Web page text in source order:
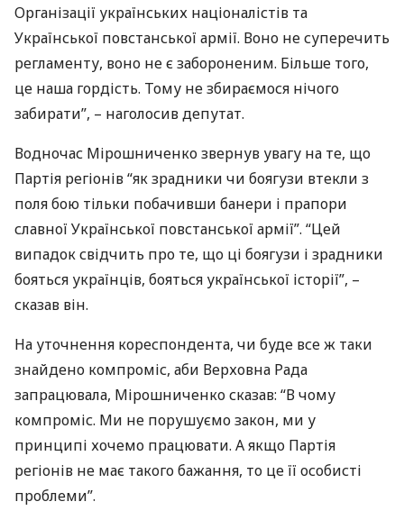
Організації українських націоналістів та
Української повстанської армії. Воно не суперечить
регламенту, воно не є забороненим. Більше того,
це наша гордість. Тому не збираємося нічого
забирати”, – наголосив депутат.
Водночас Мірошниченко звернув увагу на те, що
Партія регіонів “як зрадники чи боягузи втекли з
поля бою тільки побачивши банери і прапори
славної Української повстанської армії”. “Цей
випадок свідчить про те, що ці боягузи і зрадники
бояться українців, бояться української історії”, –
сказав він.
На уточнення кореспондента, чи буде все ж таки
знайдено компроміс, аби Верховна Рада
запрацювала, Мірошниченко сказав: “В чому
компроміс. Ми не порушуємо закон, ми у
принципі хочемо працювати. А якщо Партія
регіонів не має такого бажання, то це її особисті
проблеми”.